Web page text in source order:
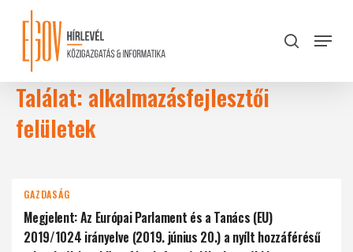
content
search
Menu
Találat: alkalmazásfejlesztői
felületek
GAZDASÁG
Megjelent: Az Európai Parlament és a Tanács (EU)
2019/1024 irányelve (2019. június 20.) a nyílt hozzáférésű
Close